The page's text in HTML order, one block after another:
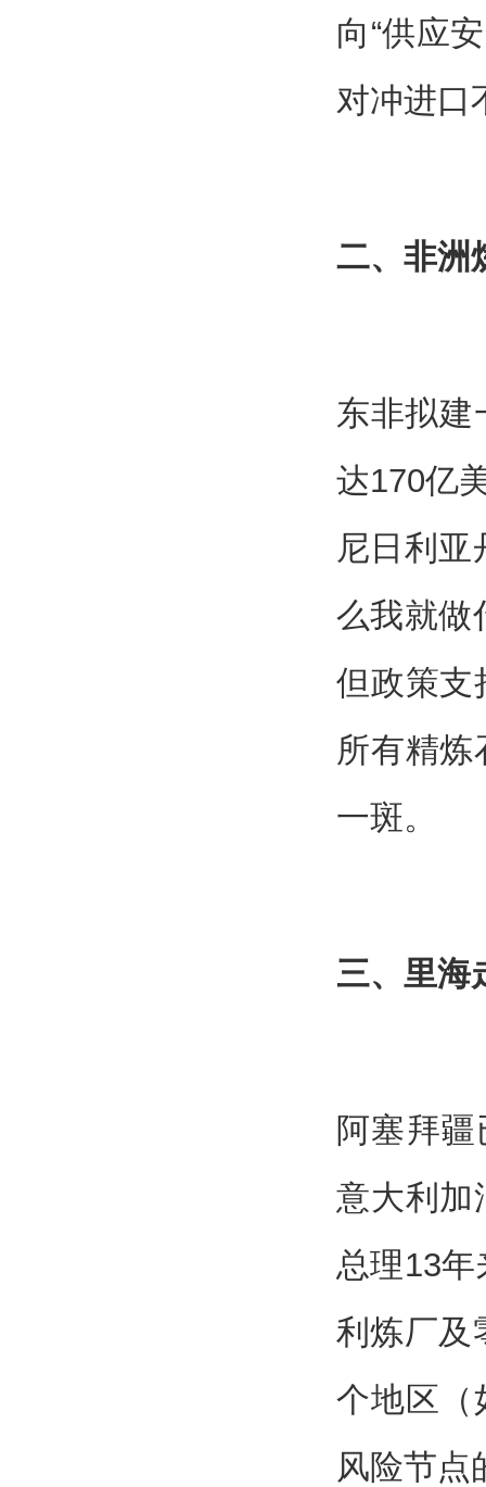
向“供应
对冲进口
二、非洲
东非拟建
达170亿
尼日利亚
么我就做
但政策支
所有精
一斑。
三、里海
阿塞拜
意大利加
总理13
利炼厂及
个地区（
风险节点